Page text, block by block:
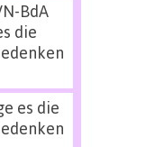
BdA
die
es die